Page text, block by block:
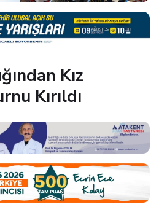
Kız
Kırıldı